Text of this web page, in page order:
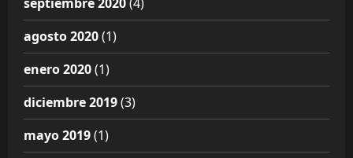
agosto 2020(1)
enero 2020(1)
diciembre 2019(3)
mayo 2019(1)